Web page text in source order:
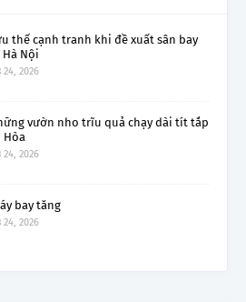
thế cạnh tranh khi đề xuất sân bay
Nội
24, 2026
vườn nho trĩu quả chạy dài tít tắp
Hòa
24, 2026
bay tăng
24, 2026